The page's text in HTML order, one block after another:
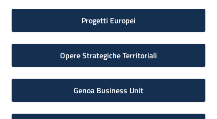
Progetti Europei
Opere Strategiche Territoriali
Genoa Business Unit